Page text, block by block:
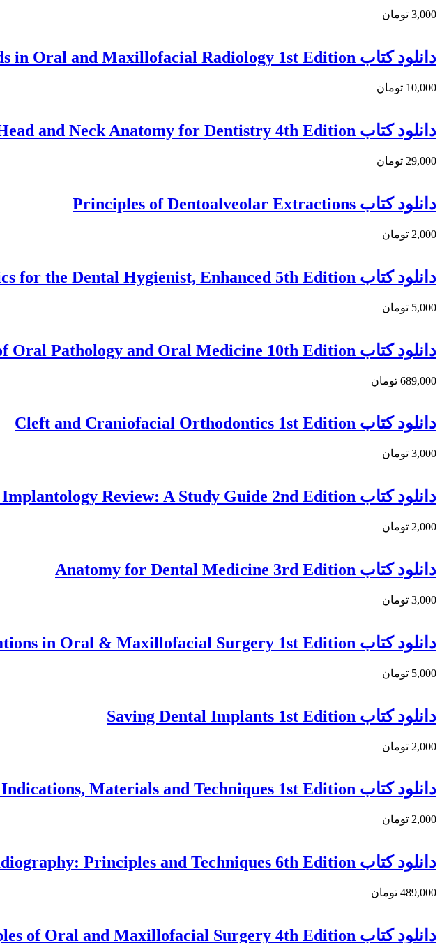
3,000 تومان
دانلود كتاب Advanced Imaging and Diagnostic Trends in Oral and Maxillofacial Radiology 1st Edition
10,000 تومان
دانلود کتاب Netter’s Head and Neck Anatomy for Dentistry 4th Edition
29,000 تومان
دانلود کتاب Principles of Dentoalveolar Extractions
2,000 تومان
دانلود كتاب Foundations of Periodontics for the Dental Hygienist, Enhanced 5th Edition
5,000 تومان
دانلود كتاب Cawson’s Essentials of Oral Pathology and Oral Medicine 10th Edition
689,000 تومان
دانلود کتاب Cleft and Craniofacial Orthodontics 1st Edition
3,000 تومان
دانلود کتاب Oral Implantology Review: A Study Guide 2nd Edition
2,000 تومان
دانلود كتاب Anatomy for Dental Medicine 3rd Edition
3,000 تومان
دانلود کتاب Bailey & Love’s Essential Operations in Oral & Maxillofacial Surgery 1st Edition
5,000 تومان
دانلود کتاب Saving Dental Implants 1st Edition
2,000 تومان
دانلود کتاب Conservative Treatment of Pulp Tissue: Indications, Materials and Techniques 1st Edition
2,000 تومان
دانلود کتاب Dental Radiography: Principles and Techniques 6th Edition
489,000 تومان
دانلود كتاب Peterson’s Principles of Oral and Maxillofacial Surgery 4th Edition